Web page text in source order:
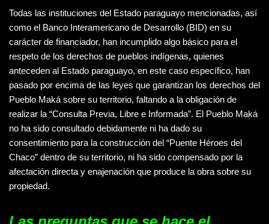
Todas las instituciones del Estado paraguayo mencionadas, así
como el Banco Interamericano de Desarrollo (BID) en su
carácter de financiador, han incumplido algo básico para el
respeto de los derechos de pueblos indígenas, quienes
anteceden al Estado paraguayo, en este caso específico, han
pasado por encima de las leyes que garantizan los derechos del
Pueblo Maká sobre su territorio, faltando a la obligación de
realizar la “Consulta Previa, Libre e Informada”. El Pueblo Maká
no ha sido consultado debidamente ni ha dado su
consentimiento para la construcción del “Puente Héroes del
Chaco” dentro de su territorio, ni ha sido compensado por la
afectación directa y enajenación que produce la obra sobre su
propiedad.